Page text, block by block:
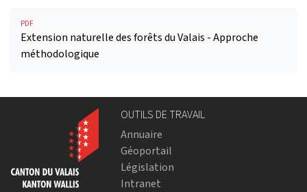
PDF
Extension naturelle des forêts du Valais - Approche
méthodologique
OUTILS DE TRAVAIL
Annuaire
Géoportail
Législation
Intranet